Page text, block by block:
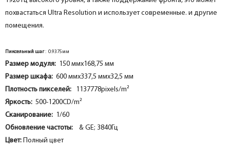
похвастаться Ultra Resolution и использует современные. и другие
помещения.
Пиксельный шаг: 0.9375мм
Размер модуля: 150 ммх168,75 мм
Размер шкафа: 600 ммх337,5 ммх32,5 мм
Плотность пикселей:
1137778pixels/m²
Яркость: 500-1200CD/m²
Сканирование: 1/60
Обновление частоты:
& GE; 3840Гц
Цвет: Полный цвет